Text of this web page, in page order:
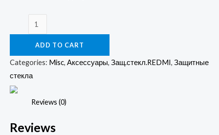
защитное
Full
Screen
в
техпаке
для
ADD TO CART
Categories: Misc, Аксессуары, Защ.стекл.REDMI, Защитные
стекла
Reviews (0)
Reviews